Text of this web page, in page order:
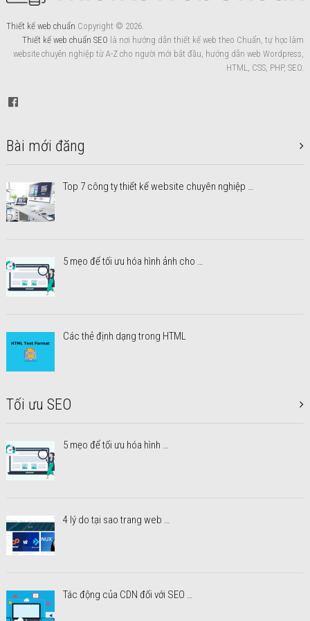
Thiết kế web chuẩn Copyright © 2026.
Thiết kế web chuẩn SEO là nơi hướng dẫn thiết kế web theo Chuẩn, tự học làm
website chuyên nghiệp từ A-Z cho người mới bắt đầu, hướng dẫn web Wordpress,
HTML, CSS, PHP, SEO.
Bài mới đăng
Top 7 công ty thiết kế website chuyên nghiệp …
5 mẹo để tối ưu hóa hình ảnh cho …
Các thẻ định dạng trong HTML
Tối ưu SEO
5 mẹo để tối ưu hóa hình …
4 lý do tại sao trang web …
Tác động của CDN đối với SEO …